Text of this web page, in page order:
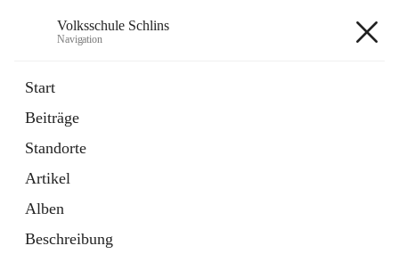
Volksschule Schlins
Navigation
Start
Beiträge
Standorte
Artikel
Alben
Beschreibung